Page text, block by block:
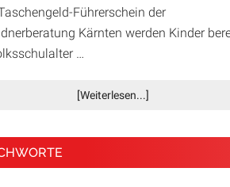
Führerschein der
Kärnten werden Kinder
…
[Weiterlesen...]Infos